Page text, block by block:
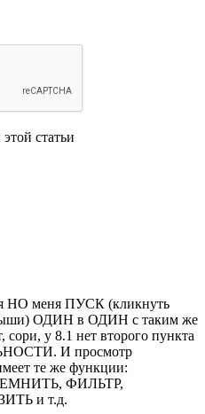
статьи
НО меня ПУСК (кликнуть
ОДИН в ОДИН с таким же
у 8.1 нет второго пункта
И просмотр
те же функции:
ФИЛЬТР,
и т.д.